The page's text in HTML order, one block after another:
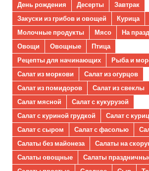
День рождения
Десерты
Завтрак
Закуски из грибов и овощей
Курица
Молочные продукты
Мясо
На
Овощи
Овощные
Птица
Рецепты для начинающих
Рыба и
Салат из моркови
Салат из огурцов
Салат из помидоров
Салат из свеклы
Салат мясной
Салат с кукурузой
Салат с куриной грудкой
Салат с
Салат с сыром
Салат с фасолью
Салаты без майонеза
Салаты на
Салаты овощные
Салаты